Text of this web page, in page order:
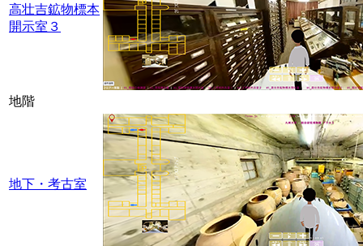
高壮吉鉱物標本
開示室３
地階
地下・考古室